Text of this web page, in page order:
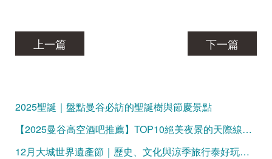
上一篇 下一篇
2025聖誕｜盤點曼谷必訪的聖誕樹與節慶景點
【2025曼谷高空酒吧推薦】TOP10絕美夜景的天際線微醺時光
12月大城世界遺產節｜歷史、文化與涼季旅行泰好玩的曼谷一日遊！